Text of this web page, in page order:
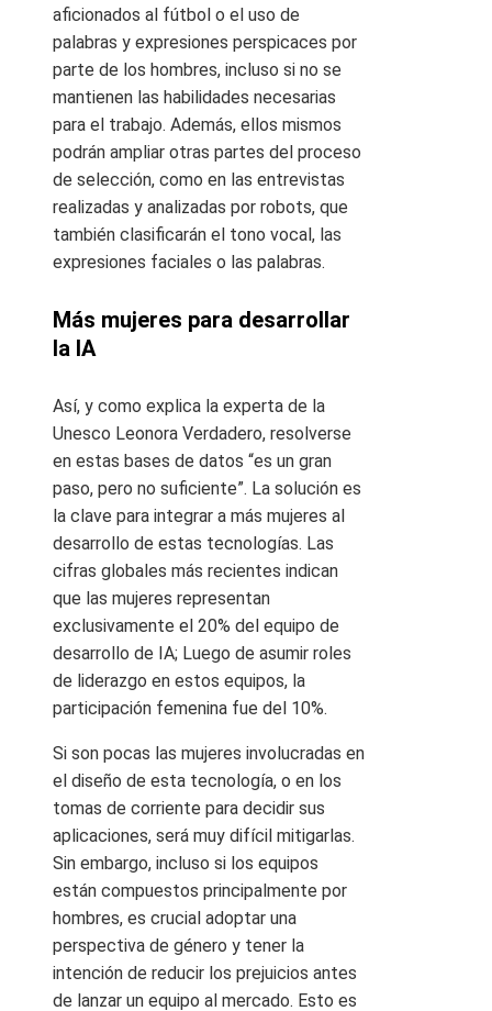
aficionados al fútbol o el uso de
palabras y expresiones perspicaces por
parte de los hombres, incluso si no se
mantienen las habilidades necesarias
para el trabajo. Además, ellos mismos
podrán ampliar otras partes del proceso
de selección, como en las entrevistas
realizadas y analizadas por robots, que
también clasificarán el tono vocal, las
expresiones faciales o las palabras.
Más mujeres para desarrollar
la IA
Así, y como explica la experta de la
Unesco Leonora Verdadero, resolverse
en estas bases de datos “es un gran
paso, pero no suficiente”. La solución es
la clave para integrar a más mujeres al
desarrollo de estas tecnologías. Las
cifras globales más recientes indican
que las mujeres representan
exclusivamente el 20% del equipo de
desarrollo de IA; Luego de asumir roles
de liderazgo en estos equipos, la
participación femenina fue del 10%.
Si son pocas las mujeres involucradas en
el diseño de esta tecnología, o en los
tomas de corriente para decidir sus
aplicaciones, será muy difícil mitigarlas.
Sin embargo, incluso si los equipos
están compuestos principalmente por
hombres, es crucial adoptar una
perspectiva de género y tener la
intención de reducir los prejuicios antes
de lanzar un equipo al mercado. Esto es